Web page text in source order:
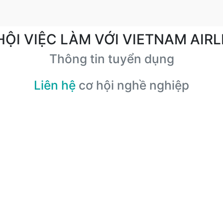
VIỆC LÀM VỚI VIETNAM
Thông tin tuyển dụng
Liên hệ cơ hội nghề nghiệp